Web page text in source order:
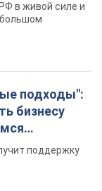
в живой силе и
подходы":
бизнесу
поддержку